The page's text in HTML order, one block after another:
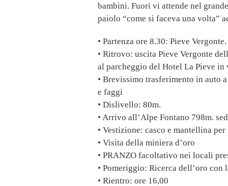
bambini. Fuori vi attende nel
paiolo “come si faceva una volta”
• Partenza ore 8.30: Pieve Vergonte.
• Ritrovo: uscita Pieve Vergonte
al parcheggio del Hotel La Pieve
• Brevissimo trasferimento in auto
e faggi
• Dislivello: 80m.
• Arrivo all’Alpe Fontano 798m.
• Vestizione: casco e mantellina
• Visita della miniera d’oro
• PRANZO facoltativo nei locali
• Pomeriggio: Ricerca dell’oro
• Rientro: ore 16,00